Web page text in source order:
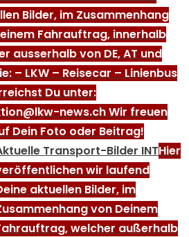
Bilder, im Zusammenhang
Fahrauftrag, innerhalb
ausserhalb von DE, AT und
– LKW – Reisecar – Linienbus
Du unter:
news.ch Wir freuen
Dein Foto oder Beitrag!
Transport-Bilder INTHier
wir laufend
aktuellen Bilder, im
von Deinem
welcher außerhalb